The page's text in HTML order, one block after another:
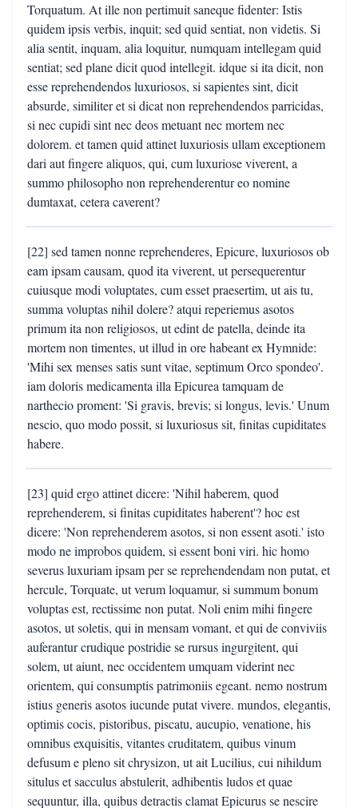
Torquatum. At ille non pertimuit saneque fidenter: Istis
quidem ipsis verbis, inquit; sed quid sentiat, non videtis. Si
alia sentit, inquam, alia loquitur, numquam intellegam quid
sentiat; sed plane dicit quod intellegit. idque si ita dicit, non
esse reprehendendos luxuriosos, si sapientes sint, dicit
absurde, similiter et si dicat non reprehendendos parricidas,
si nec cupidi sint nec deos metuant nec mortem nec
dolorem. et tamen quid attinet luxuriosis ullam exceptionem
dari aut fingere aliquos, qui, cum luxuriose viverent, a
summo philosopho non reprehenderentur eo nomine
dumtaxat, cetera caverent?
[22] sed tamen nonne reprehenderes, Epicure, luxuriosos ob
eam ipsam causam, quod ita viverent, ut persequerentur
cuiusque modi voluptates, cum esset praesertim, ut ais tu,
summa voluptas nihil dolere? atqui reperiemus asotos
primum ita non religiosos, ut edint de patella, deinde ita
mortem non timentes, ut illud in ore habeant ex Hymnide:
'Mihi sex menses satis sunt vitae, septimum Orco spondeo'.
iam doloris medicamenta illa Epicurea tamquam de
narthecio proment: 'Si gravis, brevis; si longus, levis.' Unum
nescio, quo modo possit, si luxuriosus sit, finitas cupiditates
habere.
[23] quid ergo attinet dicere: 'Nihil haberem, quod
reprehenderem, si finitas cupiditates haberent'? hoc est
dicere: 'Non reprehenderem asotos, si non essent asoti.' isto
modo ne improbos quidem, si essent boni viri. hic homo
severus luxuriam ipsam per se reprehendendam non putat, et
hercule, Torquate, ut verum loquamur, si summum bonum
voluptas est, rectissime non putat. Noli enim mihi fingere
asotos, ut soletis, qui in mensam vomant, et qui de conviviis
auferantur crudique postridie se rursus ingurgitent, qui
solem, ut aiunt, nec occidentem umquam viderint nec
orientem, qui consumptis patrimoniis egeant. nemo nostrum
istius generis asotos iucunde putat vivere. mundos, elegantis,
optimis cocis, pistoribus, piscatu, aucupio, venatione, his
omnibus exquisitis, vitantes cruditatem, quibus vinum
defusum e pleno sit chrysizon, ut ait Lucilius, cui nihildum
situlus et sacculus abstulerit, adhibentis ludos et quae
sequuntur, illa, quibus detractis clamat Epicurus se nescire